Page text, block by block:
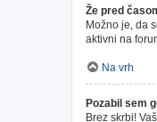
Že pred
Možno je, da
aktivni na
Na vrh
Pozabil sem
Brez skrbi!